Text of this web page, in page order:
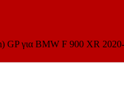
για BMW F 900 XR